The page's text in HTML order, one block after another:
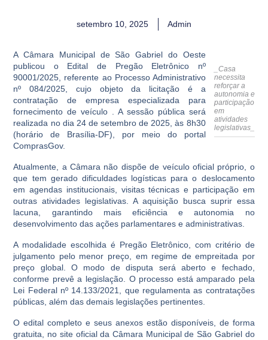
setembro 10, 2025 Admin
Casa
necessita
reforçar a
autonomia e
participação
em
atividades
legislativas_
A Câmara Municipal de São Gabriel do Oeste
publicou o Edital de Pregão Eletrônico nº
90001/2025, referente ao Processo Administrativo
nº 084/2025, cujo objeto da licitação é a
contratação de empresa especializada para
fornecimento de veículo . A sessão pública será
realizada no dia 24 de setembro de 2025, às 8h30
(horário de Brasília-DF), por meio do portal
ComprasGov.
Atualmente, a Câmara não dispõe de veículo oficial próprio, o
que tem gerado dificuldades logísticas para o deslocamento
em agendas institucionais, visitas técnicas e participação em
outras atividades legislativas. A aquisição busca suprir essa
lacuna, garantindo mais eficiência e autonomia no
desenvolvimento das ações parlamentares e administrativas.
A modalidade escolhida é Pregão Eletrônico, com critério de
julgamento pelo menor preço, em regime de empreitada por
preço global. O modo de disputa será aberto e fechado,
conforme prevê a legislação. O processo está amparado pela
Lei Federal nº 14.133/2021, que regulamenta as contratações
públicas, além das demais legislações pertinentes.
O edital completo e seus anexos estão disponíveis, de forma
gratuita, no site oficial da Câmara Municipal de São Gabriel do